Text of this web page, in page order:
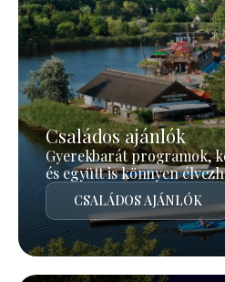
Családos ajánlók
Gyerekbarát programok,
és együtt is könnyen
CSALÁDOS AJÁNLÓK